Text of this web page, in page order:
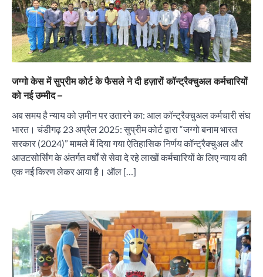
जग्गो केस में सुप्रीम कोर्ट के फैसले ने दी हज़ारों कॉन्ट्रैक्चुअल कर्मचारियों
को नई उम्मीद –
अब समय है न्याय को ज़मीन पर उतारने का: आल कॉन्ट्रैक्चुअल कर्मचारी संघ
भारत। चंडीगढ़ 23 अप्रैल 2025: सुप्रीम कोर्ट द्वारा “जग्गो बनाम भारत
सरकार (2024)” मामले में दिया गया ऐतिहासिक निर्णय कॉन्ट्रैक्चुअल और
आउटसोर्सिंग के अंतर्गत वर्षों से सेवा दे रहे लाखों कर्मचारियों के लिए न्याय की
एक नई किरण लेकर आया है। ऑल […]